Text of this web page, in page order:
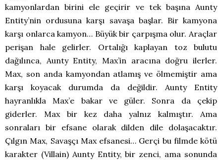
kamyonlardan birini ele geçirir ve tek başına Aunty
Entity’nin ordusuna karşı savaşa başlar. Bir kamyona
karşı onlarca kamyon… Büyük bir çarpışma olur. Araçlar
perişan hale gelirler. Ortalığı kaplayan toz bulutu
dağılınca, Aunty Entity, Max’in aracına doğru ilerler.
Max, son anda kamyondan atlamış ve ölmemiştir ama
karşı koyacak durumda da değildir. Aunty Entity
hayranlıkla Max’e bakar ve güler. Sonra da çekip
giderler. Max bir kez daha yalnız kalmıştır. Ama
sonraları bir efsane olarak dilden dile dolaşacaktır.
Çılgın Max, Savaşçı Max efsanesi… Gerçi bu filmde kötü
karakter (Villain) Aunty Entity, bir zenci, ama sonunda